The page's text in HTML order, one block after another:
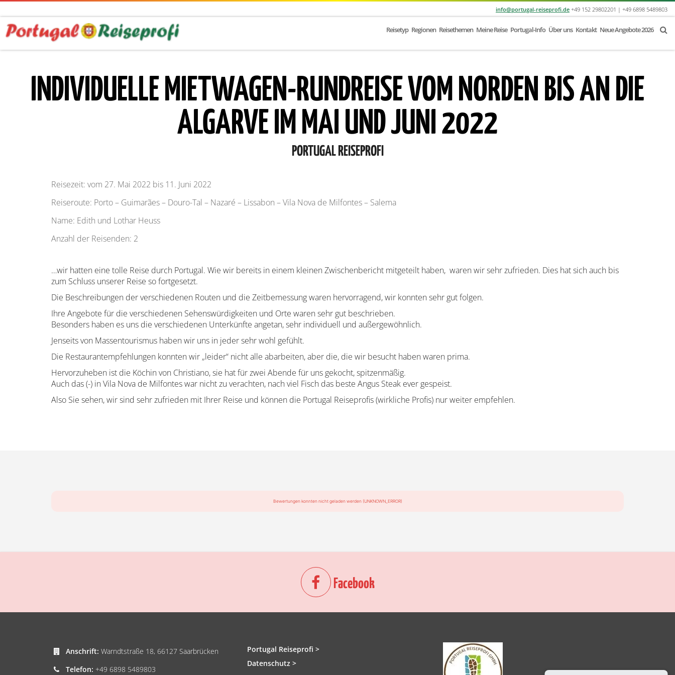
info@portugal-reiseprofi.de +49 152 29802201 | +49 6898 5489803
Reisetyp Regionen Reisethemen Meine Reise Portugal-Info Über uns Kontakt Neue Angebote 2026
INDIVIDUELLE MIETWAGEN-RUNDREISE VOM NORDEN BIS AN DIE
ALGARVE IM MAI UND JUNI 2022
PORTUGAL REISEPROFI
Reisezeit: vom 27. Mai 2022 bis 11. Juni 2022
Reiseroute: Porto – Guimarães – Douro-Tal – Nazaré – Lissabon – Vila Nova de Milfontes – Salema
Name: Edith und Lothar Heuss
Anzahl der Reisenden: 2
…wir hatten eine tolle Reise durch Portugal. Wie wir bereits in einem kleinen Zwischenbericht mitgeteilt haben, waren wir sehr zufrieden. Dies hat sich auch bis
zum Schluss unserer Reise so fortgesetzt.
Die Beschreibungen der verschiedenen Routen und die Zeitbemessung waren hervorragend, wir konnten sehr gut folgen.
Ihre Angebote für die verschiedenen Sehenswürdigkeiten und Orte waren sehr gut beschrieben.
Besonders haben es uns die verschiedenen Unterkünfte angetan, sehr individuell und außergewöhnlich.
Jenseits von Massentourismus haben wir uns in jeder sehr wohl gefühlt.
Die Restaurantempfehlungen konnten wir „leider“ nicht alle abarbeiten, aber die, die wir besucht haben waren prima.
Hervorzuheben ist die Köchin von Christiano, sie hat für zwei Abende für uns gekocht, spitzenmäßig.
Auch das (-) in Vila Nova de Milfontes war nicht zu verachten, nach viel Fisch das beste Angus Steak ever gespeist.
Also Sie sehen, wir sind sehr zufrieden mit Ihrer Reise und können die Portugal Reiseprofis (wirkliche Profis) nur weiter empfehlen.
Bewertungen konnten nicht geladen werden (UNKNOWN_ERROR)
Facebook
Anschrift: Warndtstraße 18, 66127 Saarbrücken
Telefon: +49 6898 5489803
Portugal Reiseprofi >
Datenschutz >